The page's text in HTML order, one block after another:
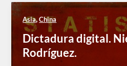
Asia,China
Dictadura digital.
Rodríguez.